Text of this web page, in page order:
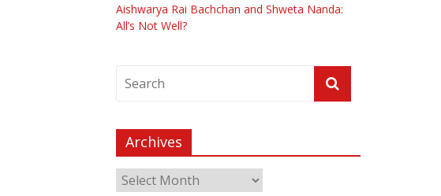
Aishwarya Rai Bachchan and Shweta Nanda:
All’s Not Well?
Archives